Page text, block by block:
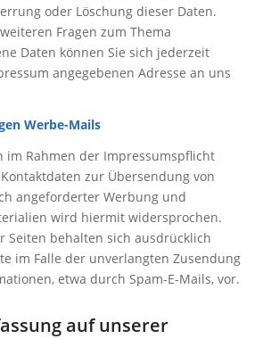
oder Löschung dieser Daten.
Fragen zum Thema
Daten können Sie sich jederzeit
angegebenen Adresse an uns
Werbe-Mails
im Rahmen der Impressumspflicht
zur Übersendung von
angeforderter Werbung und
wird hiermit widersprochen.
Seiten behalten sich ausdrücklich
im Falle der unverlangten Zusendung
etwa durch Spam-E-Mails, vor.
auf unserer